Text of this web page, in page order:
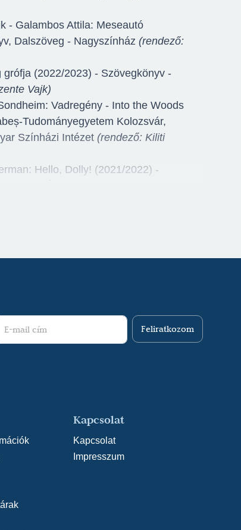
- Galambos Attila: Meseautó
Dalszöveg - Nagyszínház (rendező:
(2022/2023) - Szövegkönyv -
Vajk)
Vadregény - Into the Woods
Tudományegyetem Kolozsvár,
Színházi Intézet (rendező: Kiliti
Hello, Dolly! (2021/2022) -
- Alfred Grünwald: Cirkuszhercegnő
Péter)
álom (2020/2021) - Konzultáns -
Dóra)
(2020/2021) - Magyar szöveg - Opera-
(2019/2020) - Fordító - Sík Ferenc
Gyula)
9-tők 5-ig (2018/2019) - Fordító -
Színház
Titanic (2018/2019) - Fordító - Szegedi
Somogyi Szilárd)
senki sem! (2018/2019) - Fordító -
Feliratkozom
Kapcsolat
Kapcsolat
Impresszum